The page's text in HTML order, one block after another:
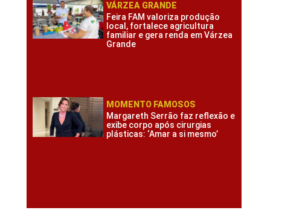
VÁRZEA GRANDE
Feira FAM valoriza produção
local, fortalece agricultura
familiar e gera renda em Várzea
Grande
MOMENTO FAMOSOS
Margareth Serrão faz reflexão e
exibe corpo após cirurgias
plásticas: ‘Amar a si mesmo’